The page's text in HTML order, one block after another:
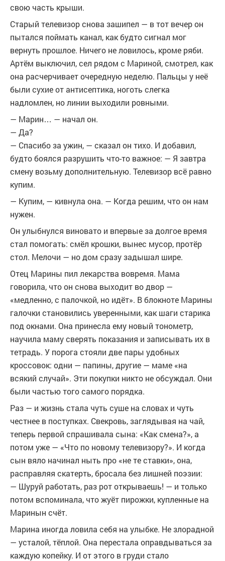
свою часть крыши.
Старый телевизор снова зашипел — в тот вечер он
пытался поймать канал, как будто сигнал мог
вернуть прошлое. Ничего не ловилось, кроме ряби.
Артём выключил, сел рядом с Мариной, смотрел, как
она расчерчивает очередную неделю. Пальцы у неё
были сухие от антисептика, ноготь слегка
надломлен, но линии выходили ровными.
— Марин… — начал он.
— Да?
— Спасибо за ужин, — сказал он тихо. И добавил,
будто боялся разрушить что-то важное: — Я завтра
смену возьму дополнительную. Телевизор всё равно
купим.
— Купим, — кивнула она. — Когда решим, что он нам
нужен.
Он улыбнулся виновато и впервые за долгое время
стал помогать: смёл крошки, вынес мусор, протёр
стол. Мелочи — но дом сразу задышал шире.
Отец Марины пил лекарства вовремя. Мама
говорила, что он снова выходит во двор —
«медленно, с палочкой, но идёт». В блокноте Марины
галочки становились уверенными, как шаги старика
под окнами. Она принесла ему новый тонометр,
научила маму сверять показания и записывать их в
тетрадь. У порога стояли две пары удобных
кроссовок: одни — папины, другие — маме «на
всякий случай». Эти покупки никто не обсуждал. Они
были частью того самого порядка.
Раз — и жизнь стала чуть суше на словах и чуть
честнее в поступках. Свекровь, заглядывая на чай,
теперь первой спрашивала сына: «Как смена?», а
потом уже — «Что по новому телевизору?». И когда
сын вяло начинал ныть про «не те ставки», она,
расправляя скатерть, бросала без лишней поэзии:
— Шуруй работать, раз рот открываешь! — и только
потом вспоминала, что жуёт пирожки, купленные на
Маринын счёт.
Марина иногда ловила себя на улыбке. Не злорадной
— усталой, тёплой. Она перестала оправдываться за
каждую копейку. И от этого в груди стало